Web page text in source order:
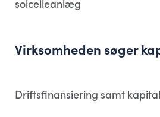
solcelleanlæg
Virksomheden søger
Driftsfinansiering samt kapital